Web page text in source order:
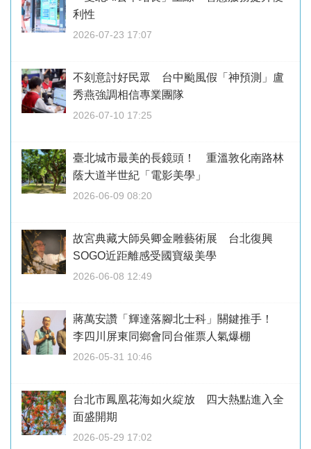
利性
2026-07-23 17:07
不刻意討好民眾 台中颱風假「神預測」盧
秀燕強調相信專業團隊
2026-07-10 17:25
臺北城市最美的長鏡頭！ 重溫敦化南路林
蔭大道半世紀「電影美學」
2026-06-09 08:20
故宮典藏大師吳卿金雕藝術展 台北復興
SOGO近距離感受國寶級美學
2026-06-08 12:49
蔣萬安讚「輝達落腳北士科」關鍵推手！
李四川屏東同鄉會同台催票人氣爆棚
2026-05-31 10:46
台北市鳳凰花海如火綻放 四大熱點進入全
面盛開期
2026-05-29 17:02